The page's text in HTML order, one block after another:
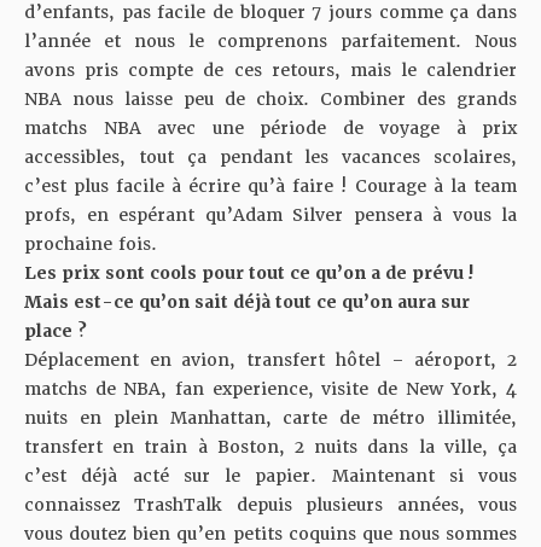
d’enfants, pas facile de bloquer 7 jours comme ça dans
l’année et nous le comprenons parfaitement. Nous
avons pris compte de ces retours, mais le calendrier
NBA nous laisse peu de choix. Combiner des grands
matchs NBA avec une période de voyage à prix
accessibles, tout ça pendant les vacances scolaires,
c’est plus facile à écrire qu’à faire ! Courage à la team
profs, en espérant qu’Adam Silver pensera à vous la
prochaine fois.
Les prix sont cools pour tout ce qu’on a de prévu !
Mais est-ce qu’on sait déjà tout ce qu’on aura sur
place ?
Déplacement en avion, transfert hôtel – aéroport, 2
matchs de NBA, fan experience, visite de New York, 4
nuits en plein Manhattan, carte de métro illimitée,
transfert en train à Boston, 2 nuits dans la ville, ça
c’est déjà acté sur le papier. Maintenant si vous
connaissez TrashTalk depuis plusieurs années, vous
vous doutez bien qu’en petits coquins que nous sommes